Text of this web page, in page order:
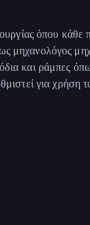
όπου
μηχανολόγος
και ράμπες
για χρήση